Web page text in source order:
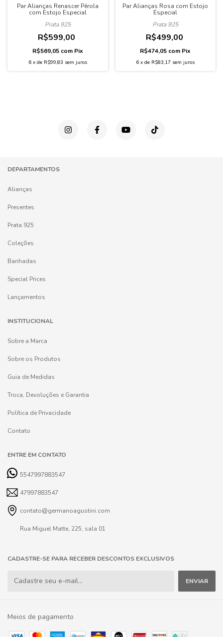
Par Alianças Renascer Pérola
com Estojo Especial
Prata 925
R$599,00
R$569,05 com Pix
6 x de R$99,83 sem juros
Par Alianças Rosa com Estojo
Especial
Prata 925
R$499,00
R$474,05 com Pix
6 xde R$83,17 sem juros
DEPARTAMENTOS
Alianças
Presentes
Prata 925
Coleções
Banhadas
Special Prices
Lançamentos
INSTITUCIONAL
Sobre a Marca
Sobre os Produtos
Guia de Medidas
Troca, Devoluções e Garantia
Política de Privacidade
Contato
ENTRE EM CONTATO
5547997883547
47997883547
contato@germanoagustini.com
Rua Miguel Matte, 225, sala 01
CADASTRE-SE PARA RECEBER DESCONTOS EXCLUSIVOS
Meios de pagamento